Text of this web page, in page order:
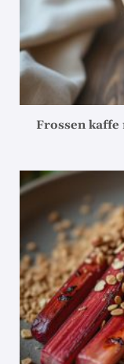
Frossen